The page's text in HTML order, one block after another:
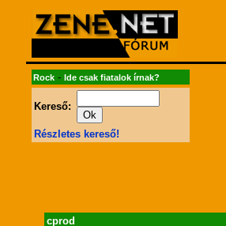
Rock- Ide csak fiatalok írnak?
Kereső:
Részletes kereső!
cprod